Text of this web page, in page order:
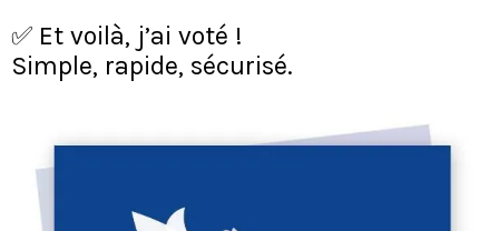
✅ Et voilà, j’ai voté !
Simple, rapide, sécurisé.